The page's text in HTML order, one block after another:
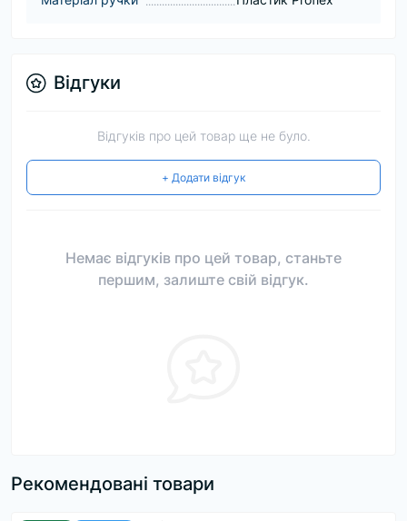
Відгуки
Відгуків про цей товар ще не було.
+ Додати відгук
Немає відгуків про цей товар, станьте
першим, залиште свій відгук.
Рекомендовані товари